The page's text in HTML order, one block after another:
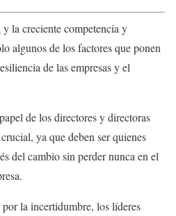
y la creciente competencia y
algunos de los factores que ponen
de las empresas y el
de los directores y directoras
ya que deben ser quienes
del cambio sin perder nunca en el
la incertidumbre, los líderes